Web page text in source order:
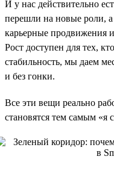
И у нас действительно
перешли на новые роли,
карьерные продвижения
Рост доступен для тех,
стабильность, мы даем
и без гонки.
Все эти вещи реально
становятся тем самым «я